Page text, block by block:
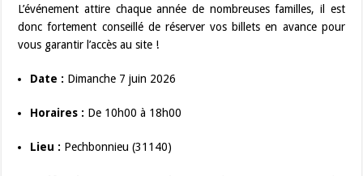
L’événement attire chaque année de nombreuses familles, il est
donc fortement conseillé de réserver vos billets en avance pour
vous garantir l’accès au site !
Date : Dimanche 7 juin 2026
Horaires : De 10h00 à 18h00
Lieu : Pechbonnieu (31140)